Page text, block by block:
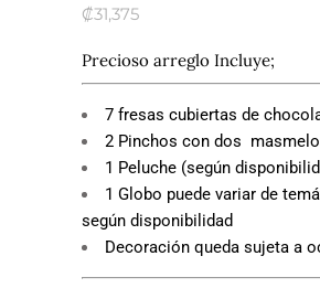
₡31,375
Precioso arreglo Incluye;
7 fresas cubiertas de
2 Pinchos con dos
1 Peluche (según
1 Globo puede variar de
según disponibilidad
Decoración queda sujeta a